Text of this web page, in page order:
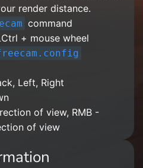
render distance.
command
+ mouse wheel
Left, Right
of view, RMB -
of view